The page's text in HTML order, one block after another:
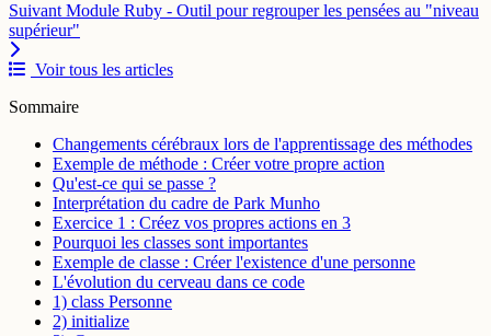
Suivant Module Ruby - Outil pour regrouper les pensées au "niveau
supérieur"
Voir tous les articles
Sommaire
Changements cérébraux lors de l'apprentissage des méthodes
Exemple de méthode : Créer votre propre action
Qu'est-ce qui se passe ?
Interprétation du cadre de Park Munho
Exercice 1 : Créez vos propres actions en 3
Pourquoi les classes sont importantes
Exemple de classe : Créer l'existence d'une personne
L'évolution du cerveau dans ce code
1) class Personne
2) initialize